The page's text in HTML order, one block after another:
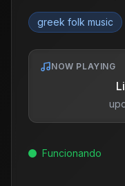
greek folk music
NOW PLAYING
Funcionando